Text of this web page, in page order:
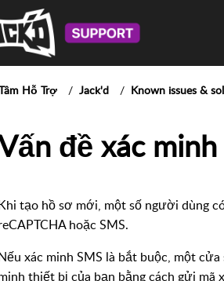
Hỗ Trợ Jack'd Known issues &
đề xác minh
tạo hồ sơ mới, một số người dùng
hoặc SMS.
xác minh SMS là bắt buộc, một
thiết bị của bạn bằng cách gửi mã